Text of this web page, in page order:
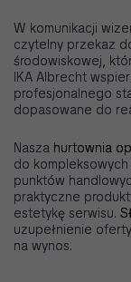
W komunikacji
czytelny przekaz
środowiskowej,
IKA Albrecht
profesjonalnego
dopasowane do
Nasza hurtownia
do
punktów
praktyczne
estetykę serwisu.
uzupełnienie
na wynos.